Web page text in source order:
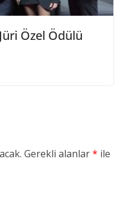
Özel Ödülü
Gerekli alanlar* ile